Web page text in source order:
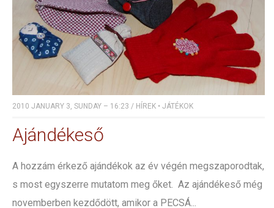
2010 JANUARY 3, SUNDAY – 16:23 / HÍREK • JÁTÉKOK
Ajándékeső
A hozzám érkező ajándékok az év végén megszaporodtak,
s most egyszerre mutatom meg őket. Az ajándékeső még
novemberben kezdődött, amikor a PECSÁ...